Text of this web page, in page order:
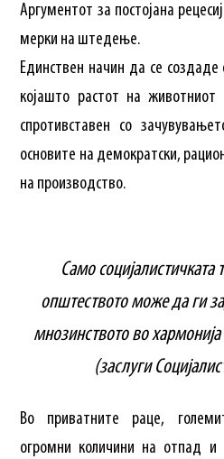
Аргументот за постојана
мерки на штедење.
Единствен начин да се
којашто растот на
спротивставен со
основите на демократски,
на производство.
Само социјалистичката
општеството може да ги
мнозинството во
(заслуги
Во приватните раце,
огромни количини на отпад и